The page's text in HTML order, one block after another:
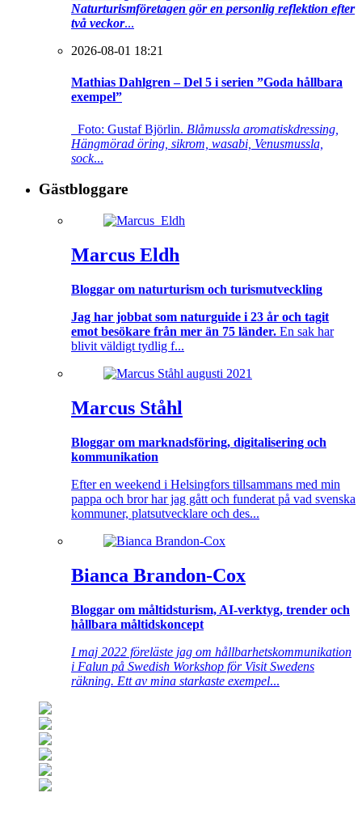
Naturturismföretagen gör en personlig reflektion efter
två veckor...
2026-08-01 18:21
Mathias Dahlgren – Del 5 i serien ”Goda hållbara
exempel”
Foto: Gustaf Björlin. Blåmussla aromatiskdressing,
Hängmörad öring, sikrom, wasabi, Venusmussla,
sock...
Gästbloggare
Marcus Eldh
Bloggar om naturturism och turismutveckling
Jag har jobbat som naturguide i 23 år och tagit
emot besökare från mer än 75 länder. En sak har
blivit väldigt tydlig f...
Marcus Ståhl
Bloggar om marknadsföring, digitalisering och
kommunikation
Efter en weekend i Helsingfors tillsammans med min
pappa och bror har jag gått och funderat på vad svenska
kommuner, platsutvecklare och des...
Bianca Brandon-Cox
Bloggar om måltidsturism, AI-verktyg, trender och
hållbara måltidskoncept
I maj 2022 föreläste jag om hållbarhetskommunikation
i Falun på Swedish Workshop för Visit Swedens
räkning. Ett av mina starkaste exempel...